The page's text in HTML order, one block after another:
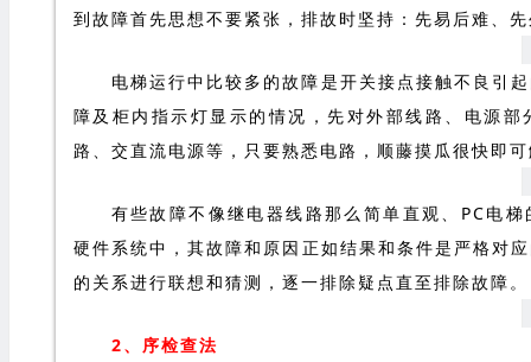
到故障首先思想不要紧张，排故时坚持：先易后难、
电梯运行中比较多的故障是开关接点接触不良引
障及柜内指示灯显示的情况，先对外部线路、电源
路、交直流电源等，只要熟悉电路，顺藤摸瓜很快即
有些故障不像继电器线路那么简单直观、PC电
硬件系统中，其故障和原因正如结果和条件是严格对
的关系进行联想和猜测，逐一排除疑点直至排除故障。
2、序检查法